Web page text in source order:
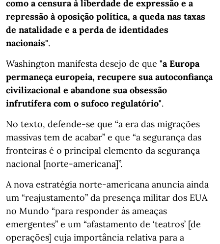
como a censura à liberdade de expressão e a
repressão à oposição política, a queda nas taxas
de natalidade e a perda de identidades
nacionais".
Washington manifesta desejo de que "a Europa
permaneça europeia, recupere sua autoconfiança
civilizacional e abandone sua obsessão
infrutífera com o sufoco regulatório".
No texto, defende-se que “a era das migrações
massivas tem de acabar” e que “a segurança das
fronteiras é o principal elemento da segurança
nacional [norte-americana]”.
A nova estratégia norte-americana anuncia ainda
um “reajustamento” da presença militar dos EUA
no Mundo “para responder às ameaças
emergentes” e um “afastamento de ‘teatros’ [de
operações] cuja importância relativa para a